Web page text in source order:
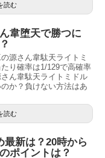
読む
韋堕天で勝つに
源さん韋駄天ライトミ
り確率は1/129で高確率
ん韋駄天ライトミドル
か？負けない方法はあ
読む
最新は？20時から
ポイントは？